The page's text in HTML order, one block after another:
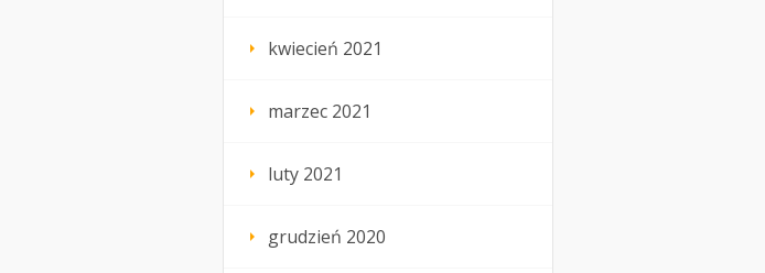
kwiecień 2021
marzec 2021
luty 2021
grudzień 2020